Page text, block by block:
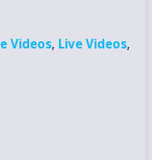
Videos, Live Videos,